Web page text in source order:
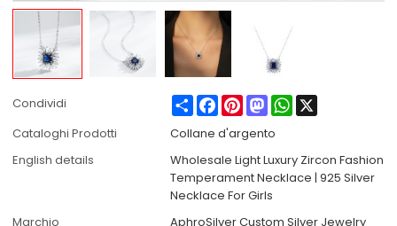
Condividi ShareFacebook
PinterestMastodonWhatsApp
Cataloghi Prodotti
Collane d'argento
English details
Wholesale Light Luxury Zircon Fashion
Temperament Necklace | 925 Silver
Necklace For Girls
Marchio
AphroSilver Custom Silver Jewelry